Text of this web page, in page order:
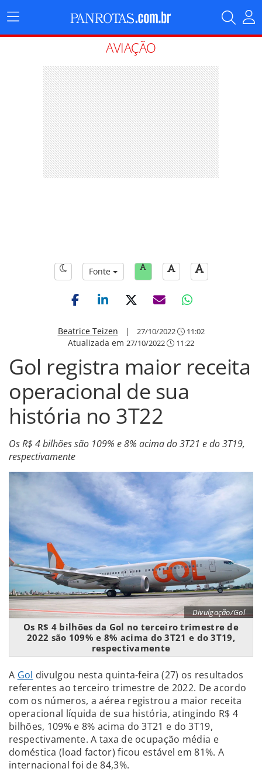
Menu
Principal
AVIAÇÃO
Fonte
Beatrice Teizen | 27/10/2022 11:02
Atualizada em 27/10/2022 11:22
Gol registra maior receita
operacional de sua
história no 3T22
Os R$ 4 bilhões são 109% e 8% acima do 3T21 e do 3T19,
respectivamente
Divulgação/Gol
Os R$ 4 bilhões da Gol no terceiro trimestre de
2022 são 109% e 8% acima do 3T21 e do 3T19,
respectivamente
A Gol divulgou nesta quinta-feira (27) os resultados
referentes ao terceiro trimestre de 2022. De acordo
com os números, a aérea registrou a maior receita
operacional líquida de sua história, atingindo R$ 4
bilhões, 109% e 8% acima do 3T21 e do 3T19,
respectivamente. A taxa de ocupação média e
doméstica (load factor) ficou estável em 81%. A
internacional foi de 84,3%.